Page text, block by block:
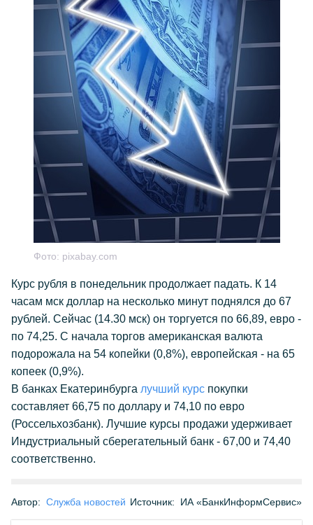
Фото: pixabay.com
Курс рубля в понедельник продолжает падать. К 14
часам мск доллар на несколько минут поднялся до 67
рублей. Сейчас (14.30 мск) он торгуется по 66,89, евро -
по 74,25. С начала торгов американская валюта
подорожала на 54 копейки (0,8%), европейская - на 65
копеек (0,9%).
В банках Екатеринбурга лучший курс покупки
составляет 66,75 по доллару и 74,10 по евро
(Россельхозбанк). Лучшие курсы продажи удерживает
Индустриальный сберегательный банк - 67,00 и 74,40
соответственно.
Автор: Служба новостей Источник: ИА «БанкИнформСервис»